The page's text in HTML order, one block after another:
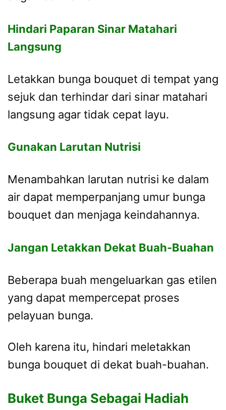
Hindari Paparan Sinar Matahari
Langsung
Letakkan bunga bouquet di tempat yang
sejuk dan terhindar dari sinar matahari
langsung agar tidak cepat layu.
Gunakan Larutan Nutrisi
Menambahkan larutan nutrisi ke dalam
air dapat memperpanjang umur bunga
bouquet dan menjaga keindahannya.
Jangan Letakkan Dekat Buah-Buahan
Beberapa buah mengeluarkan gas etilen
yang dapat mempercepat proses
pelayuan bunga.
Oleh karena itu, hindari meletakkan
bunga bouquet di dekat buah-buahan.
Buket Bunga Sebagai Hadiah